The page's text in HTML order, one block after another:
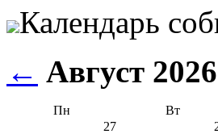
Календарь
← Август 2026
Пн Вт
27